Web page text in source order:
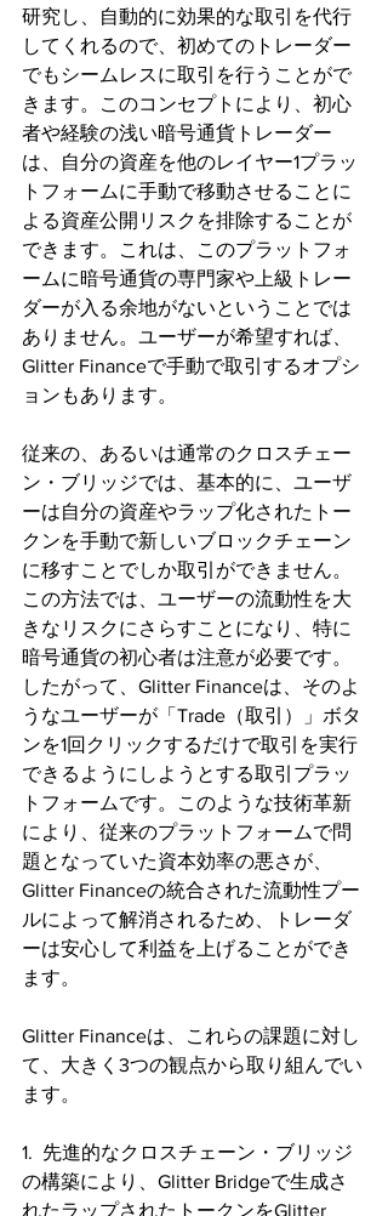
研究し、自動的に効果的な取引を代行
してくれるので、初めてのトレーダー
でもシームレスに取引を行うことがで
きます。このコンセプトにより、初心
者や経験の浅い暗号通貨トレーダー
は、自分の資産を他のレイヤー1プラッ
トフォームに手動で移動させることに
よる資産公開リスクを排除することが
できます。これは、このプラットフォ
ームに暗号通貨の専門家や上級トレー
ダーが入る余地がないということでは
ありません。ユーザーが希望すれば、
Glitter Financeで手動で取引するオプシ
ョンもあります。
従来の、あるいは通常のクロスチェー
ン・ブリッジでは、基本的に、ユーザ
ーは自分の資産やラップ化されたトー
クンを手動で新しいブロックチェーン
に移すことでしか取引ができません。
この方法では、ユーザーの流動性を大
きなリスクにさらすことになり、特に
暗号通貨の初心者は注意が必要です。
したがって、Glitter Financeは、そのよ
うなユーザーが「Trade（取引）」ボタ
ンを1回クリックするだけで取引を実行
できるようにしようとする取引プラッ
トフォームです。このような技術革新
により、従来のプラットフォームで問
題となっていた資本効率の悪さが、
Glitter Financeの統合された流動性プー
ルによって解消されるため、トレーダ
ーは安心して利益を上げることができ
ます。
Glitter Financeは、これらの課題に対し
て、大きく3つの観点から取り組んでい
ます。
1.  先進的なクロスチェーン・ブリッジ
の構築により、Glitter Bridgeで生成さ
れたラップされたトークンをGlitter